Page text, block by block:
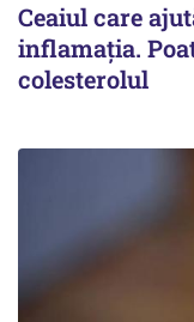
Ceaiul care
inflamația.
colesterolul